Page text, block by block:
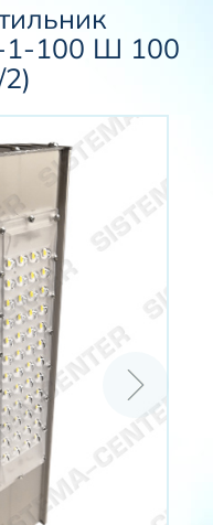
100 Ш 100